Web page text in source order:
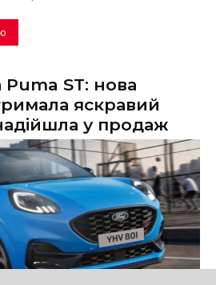
Puma ST: нова
яскравий
у продаж